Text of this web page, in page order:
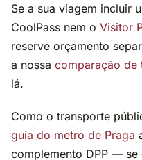
Se a sua viagem incluir
CoolPass nem o Visitor
reserve orçamento
a nossa comparação de
lá.
Como o transporte
guia do metro de Praga
complemento DPP —